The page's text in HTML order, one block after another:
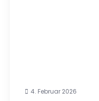
4. Februar 2026